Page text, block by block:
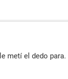
metí el dedo para.